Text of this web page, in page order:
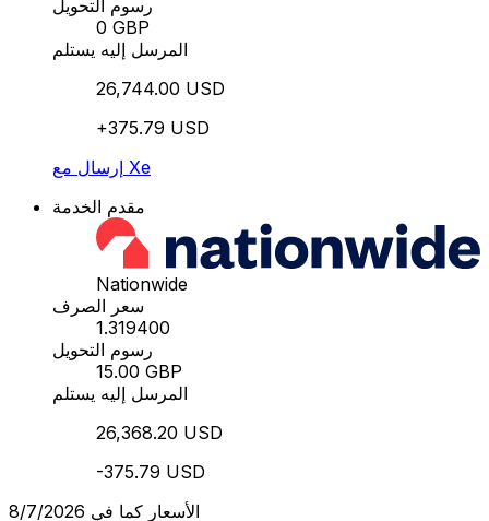
رسوم التحويل
0 GBP
المرسل إليه يستلم
26,744.00 USD
+375.79 USD
إرسال مع Xe
مقدم الخدمة
Nationwide
سعر الصرف
1.319400
رسوم التحويل
15.00 GBP
المرسل إليه يستلم
26,368.20 USD
-375.79 USD
الأسعار كما في 8/7/2026